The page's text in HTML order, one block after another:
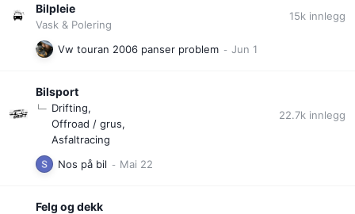
Bilpleie
Vask & Polering
15k innlegg
Vw touran 2006 panser problem
Bilsport
Drifting
Offroad / grus
Asfaltracing
22.7k innlegg
Nos på bil
Felg og dekk